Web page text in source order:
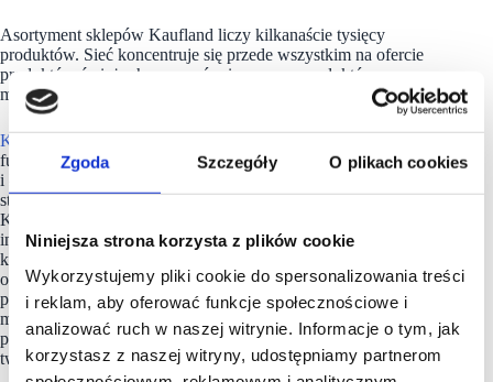
Zgoda Szczegóły O plikach cookies
Niniejsza strona korzysta z plików cookie
Wykorzystujemy pliki cookie do spersonalizowania treści
i reklam, aby oferować funkcje społecznościowe i
analizować ruch w naszej witrynie. Informacje o tym, jak
korzystasz z naszej witryny, udostępniamy partnerom
Asortyment sklepów Kaufland liczy kilkanaście tysięcy
produktów. Sieć koncentruje się przede wszystkim na ofercie
produktów świeżych – owoców i warzyw, produktów
mlecznych, a także mięsa, wędlin, serów i ryb.
Kaufland
fundamentalne wartości, którymi są: jakość, wybór, cena
i łatwość zakupów. Jako firma odpowiedzialna, w ramach
strategii zrównoważonego rozwoju pn. „Zróbmy to razem”,
Kaufland angażuje w swoje działania różne grupy
interesariuszy – pracowników, partnerów biznesowych,
klientów, lokalne społeczności, organizacje pozarządowe
oraz podejmuje i wspiera inicjatywy mające na celu
promowanie zdrowego odżywiania, przeciwdziałanie
marnowaniu żywności, poprawę dobrostanu zwierząt,
przeciwdziałanie zmianom klimatycznym, redukcję zużycia
tworzyw sztucznych.